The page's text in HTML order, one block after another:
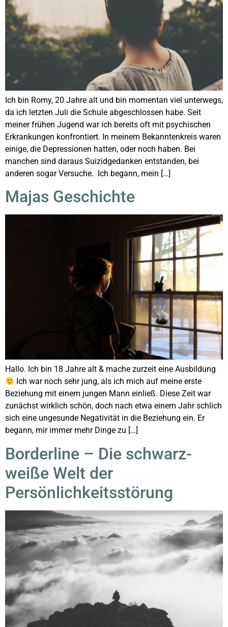
Ich bin Romy, 20 Jahre alt und bin momentan viel unterwegs,
da ich letzten Juli die Schule abgeschlossen habe. Seit
meiner frühen Jugend war ich bereits oft mit psychischen
Erkrankungen konfrontiert. In meinem Bekanntenkreis waren
einige, die Depressionen hatten, oder noch haben. Bei
manchen sind daraus Suizidgedanken entstanden, bei
anderen sogar Versuche. Ich begann, mein […]
Majas Geschichte
Hallo. Ich bin 18 Jahre alt & mache zurzeit eine Ausbildung
Ich war noch sehr jung, als ich mich auf meine erste
Beziehung mit einem jungen Mann einließ. Diese Zeit war
zunächst wirklich schön, doch nach etwa einem Jahr schlich
sich eine ungesunde Negativität in die Beziehung ein. Er
begann, mir immer mehr Dinge zu […]
Borderline – Die schwarz-
weiße Welt der
Persönlichkeitsstörung